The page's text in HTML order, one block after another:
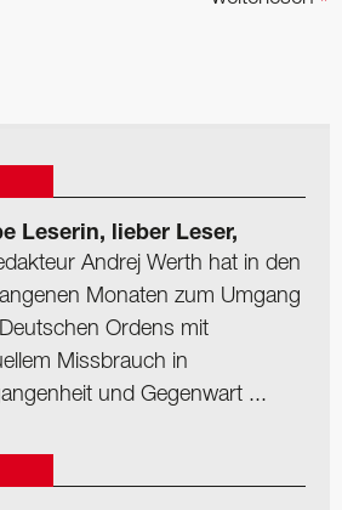
Leserin, lieber Leser,
Andrej Werth hat in den
Monaten zum Umgang
Ordens mit
Missbrauch in
und Gegenwart ...